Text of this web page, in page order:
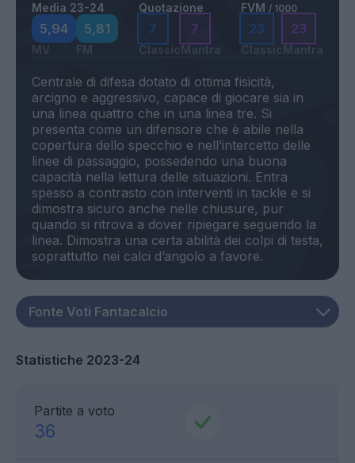
Media 23-24
5,94
MV
5,81
FM
Quotazione
7
Classic
7
Mantra
FVM / 1000
23
Classic
23
Mantra
Centrale di difesa dotato di ottima fisicità,
arcigno e aggressivo, capace di giocare sia in
una linea quattro che in una linea tre. Si
presenta come un difensore che è abile nella
copertura dello specchio e nell’intercetto delle
linee di passaggio, possedendo una buona
capacità nella lettura delle situazioni. Entra
spesso a contrasto con interventi in tackle e si
dimostra sicuro anche nelle chiusure, pur
quando si ritrova a dover ripiegare seguendo la
linea. Dimostra una certa abilità dei colpi di testa,
Statistiche 2023-24
Partite a voto
36